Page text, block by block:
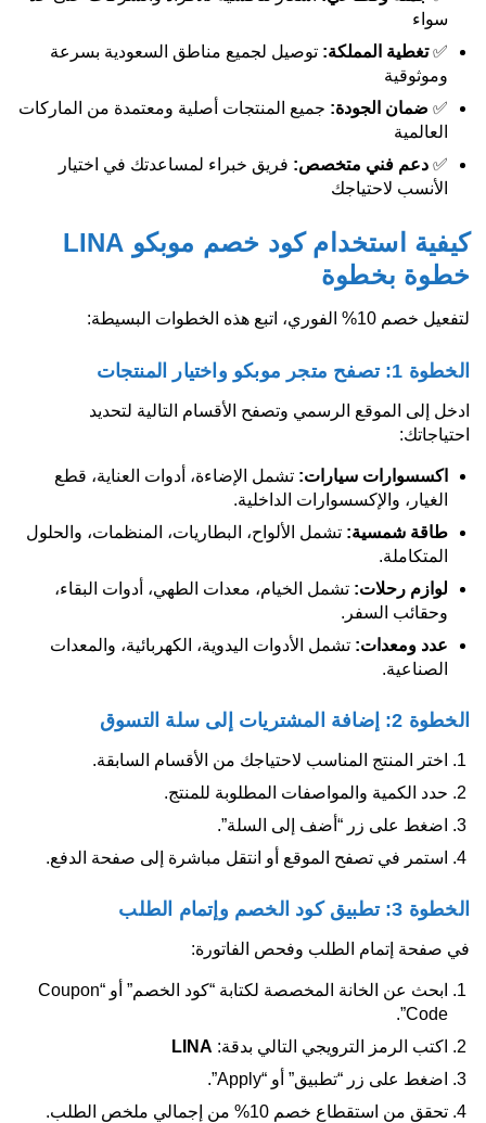
سواء
✅تغطية المملكة: توصيل لجميع مناطق السعودية بسرعة
وموثوقية
✅ ضمان الجودة: جميع المنتجات أصلية ومعتمدة من الماركات
العالمية
✅ دعم فني متخصص: فريق خبراء لمساعدتك في اختيار
الأنسب لاحتياجك
كيفية استخدام كود خصم موبكو LINA
خطوة بخطوة
لتفعيل خصم 10% الفوري، اتبع هذه الخطوات البسيطة:
الخطوة 1: تصفح متجر موبكو واختيار المنتجات
ادخل إلى الموقع الرسمي وتصفح الأقسام التالية لتحديد
احتياجاتك:
اكسسوارات سيارات: تشمل الإضاءة، أدوات العناية، قطع
الغيار، والإكسسوارات الداخلية.
طاقة شمسية: تشمل الألواح، البطاريات، المنظمات، والحلول
المتكاملة.
لوازم رحلات: تشمل الخيام، معدات الطهي، أدوات البقاء،
وحقائب السفر.
عدد ومعدات: تشمل الأدوات اليدوية، الكهربائية، والمعدات
الصناعية.
الخطوة 2: إضافة المشتريات إلى سلة التسوق
اختر المنتج المناسب لاحتياجك من الأقسام السابقة.
حدد الكمية والمواصفات المطلوبة للمنتج.
اضغط على زر “أضف إلى السلة”.
استمر في تصفح الموقع أو انتقل مباشرة إلى صفحة الدفع.
الخطوة 3: تطبيق كود الخصم وإتمام الطلب
في صفحة إتمام الطلب وفحص الفاتورة:
ابحث عن الخانة المخصصة لكتابة “كود الخصم” أو “Coupon
Code”.
اكتب الرمز الترويجي التالي بدقة: LINA
اضغط على زر “تطبيق” أو “Apply”.
تحقق من استقطاع خصم 10% من إجمالي ملخص الطلب.